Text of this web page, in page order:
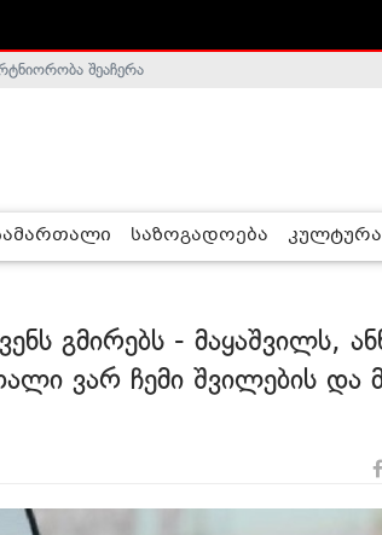
- ჰელსინკის კომისია
შეაჩერა
საზოგადოება კულტურა
გმირებს - მაყაშვილს,
ვარ ჩემი შვილების და